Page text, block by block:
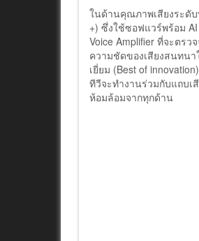
ในด้านคุณภาพเสียงระดับ
+) ซึ่งใช้ซอฟแวร์พร้อม
Voice Amplifier ที่จะตรว
ความชัดของเสียงสนทน
เยี่ยม (Best of
ทีวีจะทำงานร่วมกับแถบเ
ห้อมล้อมจากทุกด้าน